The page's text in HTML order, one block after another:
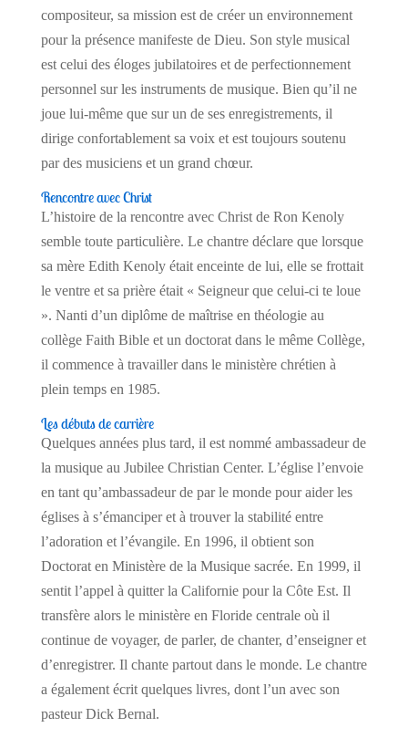
compositeur, sa mission est de créer un environnement
pour la présence manifeste de Dieu. Son style musical
est celui des éloges jubilatoires et de perfectionnement
personnel sur les instruments de musique. Bien qu’il ne
joue lui-même que sur un de ses enregistrements, il
dirige confortablement sa voix et est toujours soutenu
par des musiciens et un grand chœur.
Rencontre avec Christ
L’histoire de la rencontre avec Christ de Ron Kenoly
semble toute particulière. Le chantre déclare que lorsque
sa mère Edith Kenoly était enceinte de lui, elle se frottait
le ventre et sa prière était « Seigneur que celui-ci te loue
». Nanti d’un diplôme de maîtrise en théologie au
collège Faith Bible et un doctorat dans le même Collège,
il commence à travailler dans le ministère chrétien à
plein temps en 1985.
Les débuts de carrière
Quelques années plus tard, il est nommé ambassadeur de
la musique au Jubilee Christian Center. L’église l’envoie
en tant qu’ambassadeur de par le monde pour aider les
églises à s’émanciper et à trouver la stabilité entre
l’adoration et l’évangile. En 1996, il obtient son
Doctorat en Ministère de la Musique sacrée. En 1999, il
sentit l’appel à quitter la Californie pour la Côte Est. Il
transfère alors le ministère en Floride centrale où il
continue de voyager, de parler, de chanter, d’enseigner et
d’enregistrer. Il chante partout dans le monde. Le chantre
a également écrit quelques livres, dont l’un avec son
pasteur Dick Bernal.